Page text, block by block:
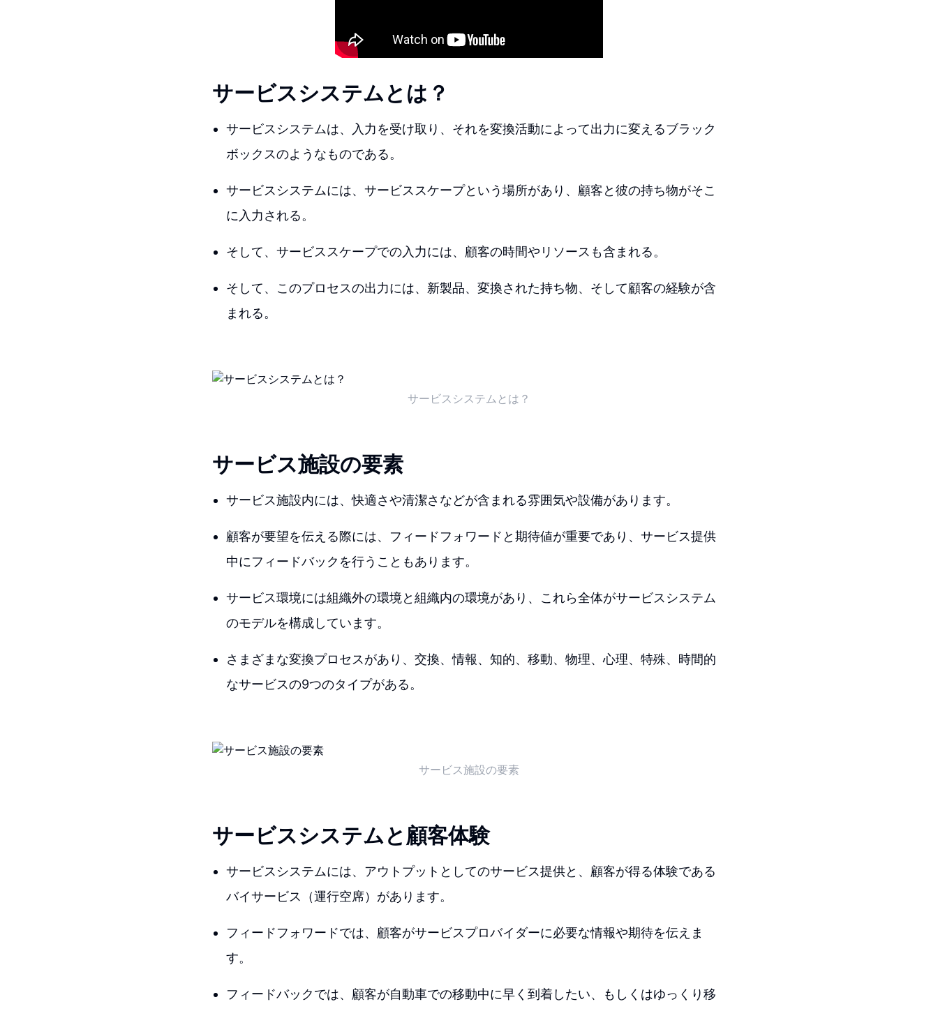
サービスシステムとは？
サービスシステムは、入力を受け取り、それを変換活動によって出力に変えるブラック
ボックスのようなものである。
サービスシステムには、サービススケープという場所があり、顧客と彼の持ち物がそこ
に入力される。
そして、サービススケープでの入力には、顧客の時間やリソースも含まれる。
そして、このプロセスの出力には、新製品、変換された持ち物、そして顧客の経験が含
まれる。
サービスシステムとは？
サービス施設の要素
サービス施設内には、快適さや清潔さなどが含まれる雰囲気や設備があります。
顧客が要望を伝える際には、フィードフォワードと期待値が重要であり、サービス提供
中にフィードバックを行うこともあります。
サービス環境には組織外の環境と組織内の環境があり、これら全体がサービスシステム
のモデルを構成しています。
さまざまな変換プロセスがあり、交換、情報、知的、移動、物理、心理、特殊、時間的
なサービスの9つのタイプがある。
サービス施設の要素
サービスシステムと顧客体験
サービスシステムには、アウトプットとしてのサービス提供と、顧客が得る体験である
バイサービス（運行空席）があります。
フィードフォワードでは、顧客がサービスプロバイダーに必要な情報や期待を伝えま
す。
フィードバックでは、顧客が自動車での移動中に早く到着したい、もしくはゆっくり移